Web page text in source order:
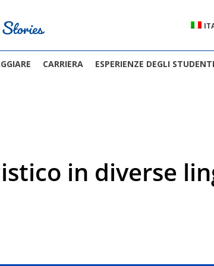
CARRIERA ESPERIENZE DEGLI STUDENTI
in diverse